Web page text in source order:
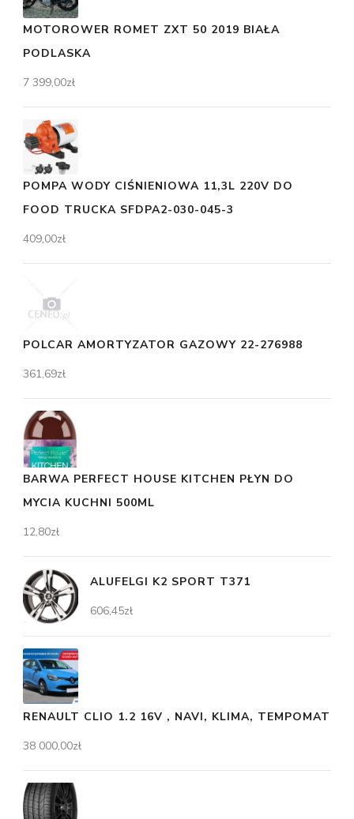
MOTOROWER ROMET ZXT 50 2019 BIAŁA
PODLASKA
7 399,00zł
POMPA WODY CIŚNIENIOWA 11,3L 220V DO
FOOD TRUCKA SFDPA2-030-045-3
409,00zł
POLCAR AMORTYZATOR GAZOWY 22-276988
361,69zł
BARWA PERFECT HOUSE KITCHEN PŁYN DO
MYCIA KUCHNI 500ML
12,80zł
ALUFELGI K2 SPORT T371
606,45zł
RENAULT CLIO 1.2 16V , NAVI, KLIMA, TEMPOMAT
38 000,00zł